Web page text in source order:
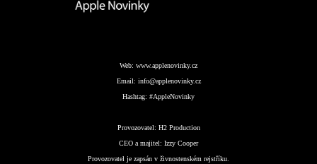
Web: www.applenovinky.cz
Email: info@applenovinky.cz
Hashtag: #AppleNovinky
Provozovatel: H2 Production
CEO a majitel: Izzy Cooper
Provozovatel je zapsán v živnostenském rejstříku.